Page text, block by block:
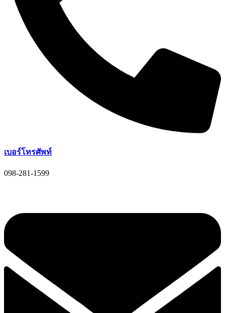
เบอร์โทรศัพท์
098-281-1599